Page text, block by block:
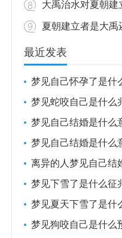
大禹治水对夏朝建
夏朝建立者是大禹
最近发表
梦见自己怀孕了是什
梦见蛇咬自己是什么
梦见自己结婚是什么
梦见自己结婚是什么
离异的人梦见自己结
梦见下雪了是什么征
梦见夏天下雪了是什
梦见狗咬自己是什么